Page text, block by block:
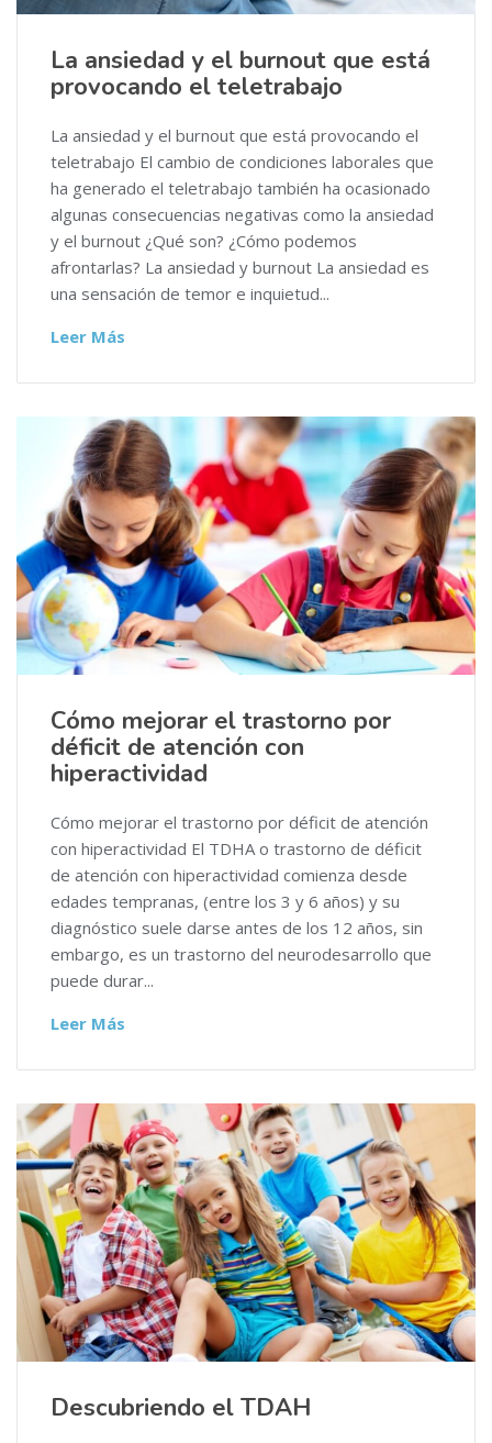
La ansiedad y el burnout que está
provocando el teletrabajo
La ansiedad y el burnout que está provocando el
teletrabajo El cambio de condiciones laborales que
ha generado el teletrabajo también ha ocasionado
algunas consecuencias negativas como la ansiedad
y el burnout ¿Qué son? ¿Cómo podemos
afrontarlas? La ansiedad y burnout La ansiedad es
una sensación de temor e inquietud...
Leer Más
Cómo mejorar el trastorno por
déficit de atención con
hiperactividad
Cómo mejorar el trastorno por déficit de atención
con hiperactividad El TDHA o trastorno de déficit
de atención con hiperactividad comienza desde
edades tempranas, (entre los 3 y 6 años) y su
diagnóstico suele darse antes de los 12 años, sin
embargo, es un trastorno del neurodesarrollo que
puede durar...
Leer Más
Descubriendo el TDAH